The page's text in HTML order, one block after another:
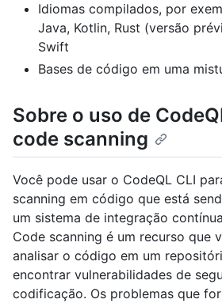
Idiomas compilados, por
Java, Kotlin, Rust (versão
Swift
Bases de código em uma
Sobre o uso de
code scanning
Você pode usar o CodeQL CLI
scanning em código que está
um sistema de integração
Code scanning é um recurso que
analisar o código em um
encontrar vulnerabilidades de
codificação. Os problemas que